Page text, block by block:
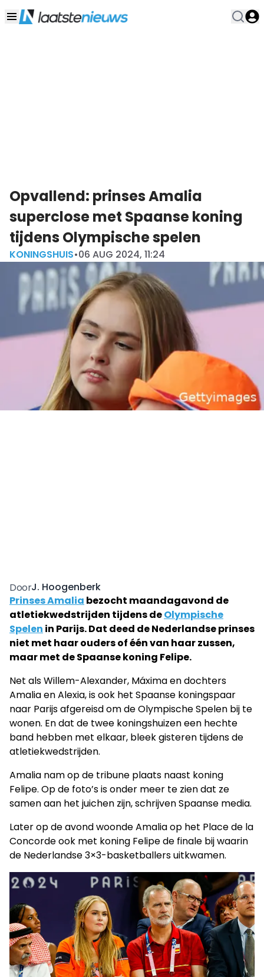
Opvallend: prinses Amalia
superclose met Spaanse koning
tijdens Olympische spelen
KONINGSHUIS•06 AUG 2024, 11:24
DoorJ. Hoogenberk
Prinses Amalia bezocht maandagavond de
atletiekwedstrijden tijdens deOlympische
Spelen in Parijs. Dat deed de Nederlandse prinses
niet met haar ouders of één van haar zussen,
maar met de Spaanse koning Felipe.
Net als Willem-Alexander, Máxima en dochters
Amalia en Alexia, is ook het Spaanse koningspaar
naar Parijs afgereisd om de Olympische Spelen bij te
wonen. En dat de twee koningshuizen een hechte
band hebben met elkaar, bleek gisteren tijdens de
atletiekwedstrijden.
Amalia nam op de tribune plaats naast koning
Felipe. Op de foto’s is onder meer te zien dat ze
samen aan het juichen zijn, schrijven Spaanse media.
Later op de avond woonde Amalia op het Place de la
Concorde ook met koning Felipe de finale bij waarin
de Nederlandse 3×3-basketballers uitkwamen.